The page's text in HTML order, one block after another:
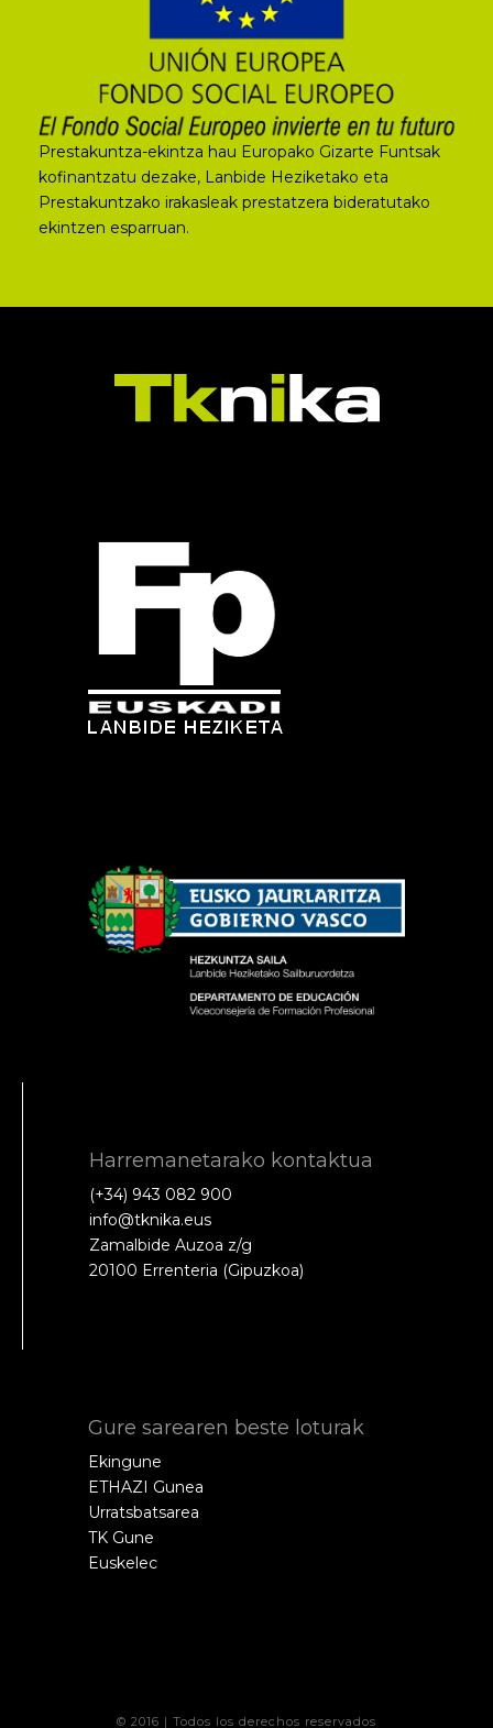
Prestakuntza-ekintza hau Europako Gizarte Funtsak
kofinantzatu dezake, Lanbide Heziketako eta
Prestakuntzako irakasleak prestatzera bideratutako
ekintzen esparruan.
Harremanetarako kontaktua
(+34) 943 082 900
info@tknika.eus
Zamalbide Auzoa z/g
20100 Errenteria (Gipuzkoa)
Gure sarearen beste loturak
Ekingune
ETHAZI Gunea
Urratsbatsarea
TK Gune
Euskelec
© 2016 | Todos los derechos reservados